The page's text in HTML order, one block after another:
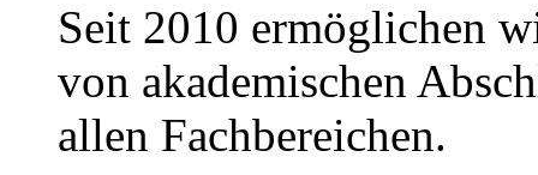
Seit 2010 ermöglichen
von akademischen
allen Fachbereichen.